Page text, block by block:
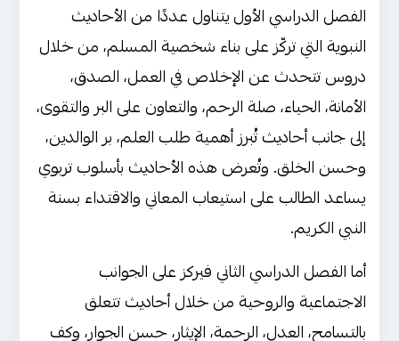
الفصل الدراسي الأول يتناول عددًا من الأحاديث
النبوية التي تركّز على بناء شخصية المسلم، من خلال
دروس تتحدث عن الإخلاص في العمل، الصدق،
الأمانة، الحياء، صلة الرحم، والتعاون على البر والتقوى،
إلى جانب أحاديث تُبرز أهمية طلب العلم، بر الوالدين،
وحسن الخلق. وتُعرض هذه الأحاديث بأسلوب تربوي
يساعد الطالب على استيعاب المعاني والاقتداء بسنة
النبي الكريم.
أما الفصل الدراسي الثاني فيركز على الجوانب
الاجتماعية والروحية من خلال أحاديث تتعلق
بالتسامح، العدل، الرحمة، الإيثار، حسن الجوار، وكف